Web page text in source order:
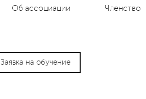
Заявка на обучение
Об ассоциации Членство